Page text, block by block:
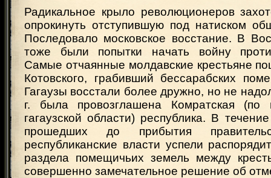
Радикальное крыло революционеров
опрокинуть отступившую под натиском
Последовало московское восстание. В
тоже были попытки начать войну
Самые отчаянные молдавские крестьяне
Котовского, грабивший бессарабских
Гагаузы восстали более дружно, но не
г. была провозглашена Комратская (по
гагаузской области) республика. В
прошедших до прибытия
республиканские власти успели
раздела помещичьих земель между
совершенно замечательное решение об